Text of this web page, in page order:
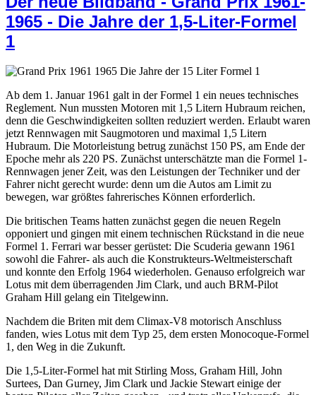
1965 - Die Jahre der 1,5-Liter-Formel
1
Ab dem 1. Januar 1961 galt in der Formel 1 ein neues technisches
Reglement. Nun mussten Motoren mit 1,5 Litern Hubraum reichen,
denn die Geschwindigkeiten sollten reduziert werden. Erlaubt waren
jetzt Rennwagen mit Saugmotoren und maximal 1,5 Litern
Hubraum. Die Motorleistung betrug zunächst 150 PS, am Ende der
Epoche mehr als 220 PS. Zunächst unterschätzte man die Formel 1-
Rennwagen jener Zeit, was den Leistungen der Techniker und der
Fahrer nicht gerecht wurde: denn um die Autos am Limit zu
bewegen, war größtes fahrerisches Können erforderlich.
Die britischen Teams hatten zunächst gegen die neuen Regeln
opponiert und gingen mit einem technischen Rückstand in die neue
Formel 1. Ferrari war besser gerüstet: Die Scuderia gewann 1961
sowohl die Fahrer- als auch die Konstrukteurs-Weltmeisterschaft
und konnte den Erfolg 1964 wiederholen. Genauso erfolgreich war
Lotus mit dem überragenden Jim Clark, und auch BRM-Pilot
Graham Hill gelang ein Titelgewinn.
Nachdem die Briten mit dem Climax-V8 motorisch Anschluss
fanden, wies Lotus mit dem Typ 25, dem ersten Monocoque-Formel
1, den Weg in die Zukunft.
Die 1,5-Liter-Formel hat mit Stirling Moss, Graham Hill, John
Surtees, Dan Gurney, Jim Clark und Jackie Stewart einige der